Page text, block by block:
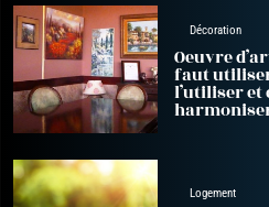
Décoration
Oeuvre
faut
l’utiliser et
Logement